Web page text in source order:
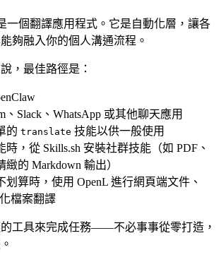
一個翻譯應用程式。它是自動化層，讓各
夠融入你的個人溝通流程。
，最佳路徑是：
、Slack、WhatsApp 或其他聊天應用
的 translate 技能以供一般使用
時，從 Skills.sh 安裝社群技能（如 PDF、
緻的 Markdown 輸出）
划算時，使用 OpenL 進行網頁端文件、
檔案翻譯
工具來完成任務——不必事事從零打造，